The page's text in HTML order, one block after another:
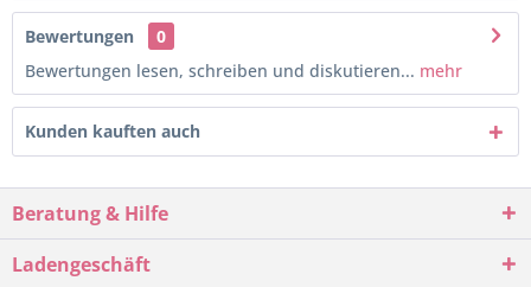
Bewertungen
0
Bewertungen lesen, schreiben und diskutieren... mehr
Kunden kauften auch
Beratung & Hilfe
Ladengeschäft